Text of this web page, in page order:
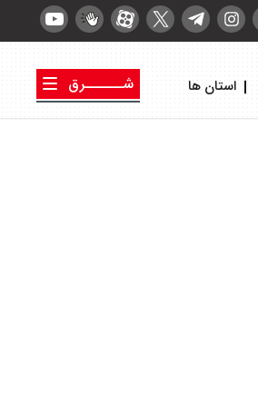
استان ها
شــــــرق